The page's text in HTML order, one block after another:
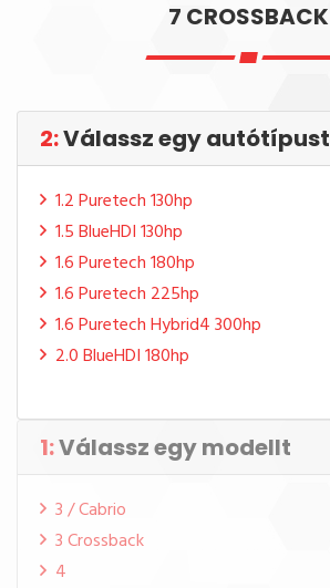
7 CROSSBACK
1:Válassz egy modellt
3 / Cabrio
3 Crossback
4
2:Válassz egy autótípust
1.2 Puretech 130hp
1.5 BlueHDI 130hp
1.6 Puretech 180hp
1.6 Puretech 225hp
1.6 Puretech Hybrid4 300hp
2.0 BlueHDI 180hp